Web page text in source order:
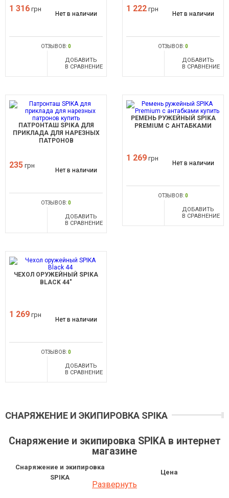
1 316 грн
Нет в наличии
ОТЗЫВОВ:0
ДОБАВИТЬ
В СРАВНЕНИЕ
1 222 грн
Нет в наличии
ОТЗЫВОВ:0
ДОБАВИТЬ
В СРАВНЕНИЕ
ПАТРОНТАШ SPIKA ДЛЯ
ПРИКЛАДА ДЛЯ НАРЕЗНЫХ
ПАТРОНОВ
235 грн
Нет в наличии
ОТЗЫВОВ:0
ДОБАВИТЬ
В СРАВНЕНИЕ
РЕМЕНЬ РУЖЕЙНЫЙ SPIKA
PREMIUM C АНТАБКАМИ
1 269 грн
Нет в наличии
ОТЗЫВОВ:0
ДОБАВИТЬ
В СРАВНЕНИЕ
ЧЕХОЛ ОРУЖЕЙНЫЙ SPIKA
BLACK 44"
1 269 грн
Нет в наличии
ОТЗЫВОВ:0
ДОБАВИТЬ
В СРАВНЕНИЕ
СНАРЯЖЕНИЕ И ЭКИПИРОВКА SPIKA
Снаряжение и экипировка SPIKA в интернет
магазине
Снаряжение и экипировка
SPIKA
Цена
Чехол оружейный SPIKA PremiumРазвернуть